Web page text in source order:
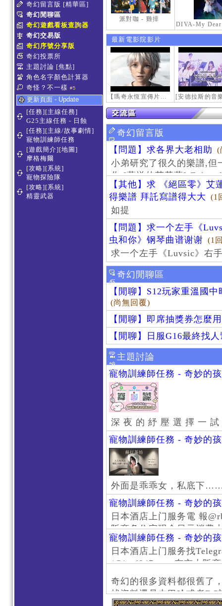
奇幻留言版 [精華區]
奇幻閒聊區
奇幻遊戲看板查詢器
奇幻交易版
奇幻序號分享版
奇幻投票所
主題討論 [焦點]
角色名字顏色計算器
奇怪？不一樣 #5
更新頁面 - Update
[任務][主線任務]
G25主線任務 - 日蝕
[任務][主線/故事劇情]
寵物訓練師任務
[遊戲簡介][地圖]
摩格梅爾
[攻略][系統]
寵物探險隊
[攻略][系統]
精靈武器
派對咖 - 雞排
最新電影院影片
【瑪奇永恆宣傳片】最初的感動
奇幻留言版
【問題】求各界大老相助
(
小弟研究了很久的樂譜,但
作 [葬送的芙莉蓮]-
【其他】求 《絕區零》艾
得樂譜 拜託寫譜得大大
(1
如提
【問題】求一个左手《
虫和你》钢琴曲谱谢谢 (1
求一个左手《Luvsic》右
奇幻閒聊區
【閒聊】S12玩家重溫國
(尚無回覆)
【閒聊】即席抽獎券怎麼
【閒聊】日服G16最終找
主題討論
寵物訓練師任務 - 奇妙的
深 夜 的 紓 壓 選 擇 一
寵物訓練師任務 - 奇妙的
外面是乖乖女，私底下
寵物訓練師任務 - 奇妙的
日本酒店上门服务電 報
阪商务住宅现金日元消费
京风俗 #大阪风俗 #东京
上门服务新宿风俗 #梅田
#日本萝莉 #大阪萝莉 #日
寵物訓練師任務 - 奇妙的
日本酒店上门服务找
/@jptd847utpp 东京大阪
京旅游 #大阪旅游 #东京
东京上门服务 #大阪上门
心斋桥风俗 #日本女孩 #
奇幻的很多資料都很舊了
找資料還是去巴哈或者